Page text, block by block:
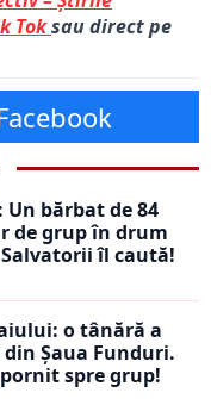
Toksau direct pe
Un bărbat de 84
de grup în drum
îl caută!
o tânără a
Șaua Funduri.
spre grup!